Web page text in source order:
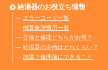
給湯器のお役立ち情報
― エラーコード一覧
― 概算修理費用一覧
― 交換と修理どちらがお得？
― 給湯器の寿命はどれくらい？
― 故障？修理前にできること